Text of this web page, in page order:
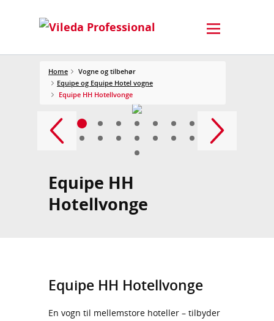
Home
Vogne og tilbehør
Equipe og Equipe Hotel vogne
Equipe HH Hotellvonge
Equipe HH
Hotellvonge
Equipe HH Hotellvonge
En vogn til mellemstore hoteller – tilbyder